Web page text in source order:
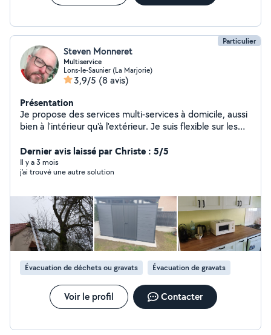
Particulier
Steven Monneret
Multiservice
Lons-le-Saunier (La Marjorie)
3,9/5 (8 avis)
Présentation
Je propose des services multi-services à domicile, aussi
bien à l'intérieur qu'à l'extérieur. Je suis flexible sur les
immédiatement, n'hésitez pas à me contacter pour
toute demande d'information ou devis.
Dernier avis laissé par Christe : 5/5
Il y a 3 mois
j'ai trouvé une autre solution
Évacuation de déchets ou gravats Évacuation de gravats
Voir le profil Contacter